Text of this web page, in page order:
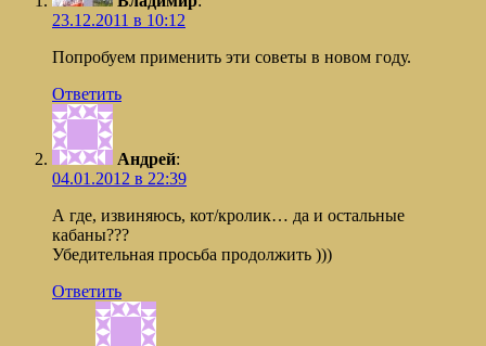
23.12.2011 в 10:12
Попробуем применить эти советы в новом году.
Ответить
Андрей:
04.01.2012 в 22:39
А где, извиняюсь, кот/кролик… да и остальные
кабаны???
Убедительная просьба продолжить )))
Ответить